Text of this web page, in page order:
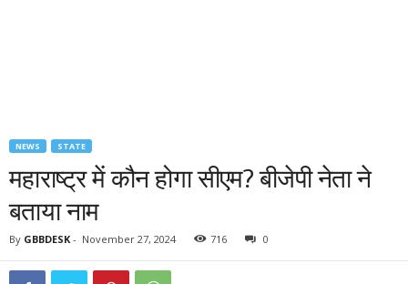
NEWS STATE
महाराष्ट्र में कौन होगा सीएम? बीजेपी नेता ने
बताया नाम
By GBBDESK - November 27, 2024 716 0